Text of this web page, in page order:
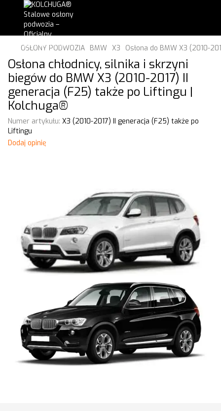
OSŁONY PODWOZIA BMW X3 Osłona do BMW X3 (2010-
Osłona chłodnicy, silnika i skrzyni
biegów do BMW X3 (2010-2017) II
generacja (F25) także po Liftingu |
Kolchuga®
Numer artykułu: X3 (2010-2017) II generacja (F25) także po
Liftingu
Dodaj opinię